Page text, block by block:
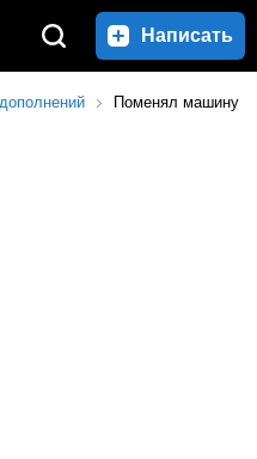
Написать
Поменял машину